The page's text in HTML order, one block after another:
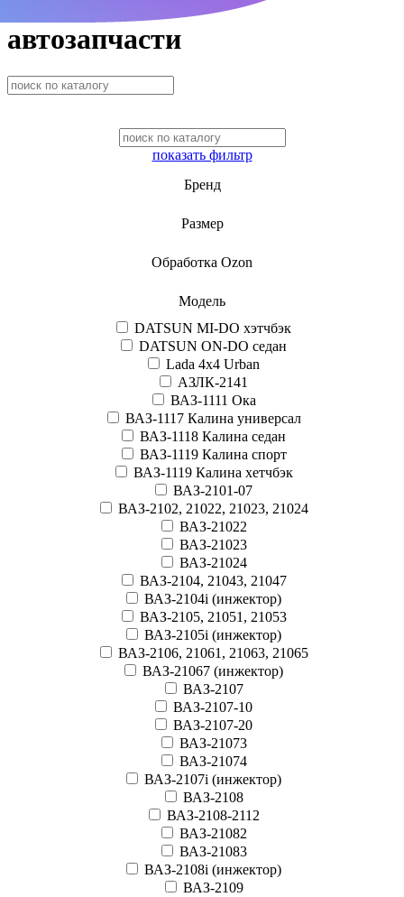
автозапчасти
показать фильтр
Бренд
Размер
Обработка Ozon
Модель
DATSUN MI-DO хэтчбэк
DATSUN ON-DO седан
Lada 4x4 Urban
АЗЛК-2141
ВАЗ-1111 Ока
ВАЗ-1117 Калина универсал
ВАЗ-1118 Калина седан
ВАЗ-1119 Калина спорт
ВАЗ-1119 Калина хетчбэк
ВАЗ-2101-07
ВАЗ-2102, 21022, 21023, 21024
ВАЗ-21022
ВАЗ-21023
ВАЗ-21024
ВАЗ-2104, 21043, 21047
ВАЗ-2104i (инжектор)
ВАЗ-2105, 21051, 21053
ВАЗ-2105i (инжектор)
ВАЗ-2106, 21061, 21063, 21065
ВАЗ-21067 (инжектор)
ВАЗ-2107
ВАЗ-2107-10
ВАЗ-2107-20
ВАЗ-21073
ВАЗ-21074
ВАЗ-2107i (инжектор)
ВАЗ-2108
ВАЗ-2108-2112
ВАЗ-21082
ВАЗ-21083
ВАЗ-2108i (инжектор)
ВАЗ-2109